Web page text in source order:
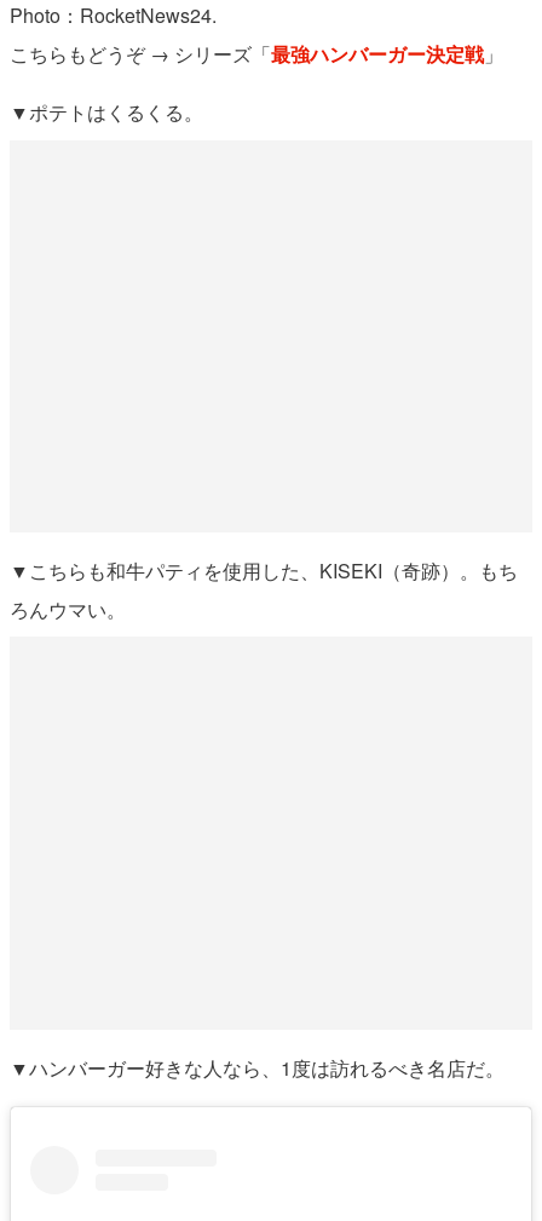
Photo：RocketNews24.
こちらもどうぞ → シリーズ「最強ハンバーガー決定戦」
▼ポテトはくるくる。
▼こちらも和牛パティを使用した、KISEKI（奇跡）。もち
ろんウマい。
▼ハンバーガー好きな人なら、1度は訪れるべき名店だ。